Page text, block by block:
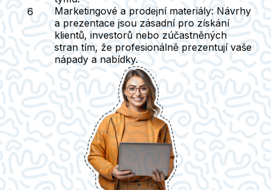
Marketingové a prodejní materiály: Návrhy
a prezentace jsou zásadní pro získání
klientů, investorů nebo zúčastněných
stran tím, že profesionálně prezentují vaše
nápady a nabídky.